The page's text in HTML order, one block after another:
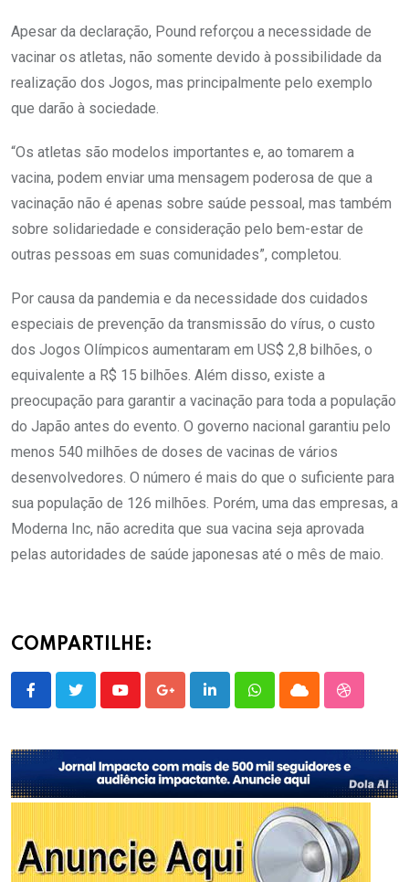
Apesar da declaração, Pound reforçou a necessidade de
vacinar os atletas, não somente devido à possibilidade da
realização dos Jogos, mas principalmente pelo exemplo
que darão à sociedade.
“Os atletas são modelos importantes e, ao tomarem a
vacina, podem enviar uma mensagem poderosa de que a
vacinação não é apenas sobre saúde pessoal, mas também
sobre solidariedade e consideração pelo bem-estar de
outras pessoas em suas comunidades”, completou.
Por causa da pandemia e da necessidade dos cuidados
especiais de prevenção da transmissão do vírus, o custo
dos Jogos Olímpicos aumentaram em US$ 2,8 bilhões, o
equivalente a R$ 15 bilhões. Além disso, existe a
preocupação para garantir a vacinação para toda a população
do Japão antes do evento. O governo nacional garantiu pelo
menos 540 milhões de doses de vacinas de vários
desenvolvedores. O número é mais do que o suficiente para
sua população de 126 milhões. Porém, uma das empresas, a
Moderna Inc, não acredita que sua vacina seja aprovada
pelas autoridades de saúde japonesas até o mês de maio.
COMPARTILHE:
YoutubeGoogle+LinkedInWhatsappCloud